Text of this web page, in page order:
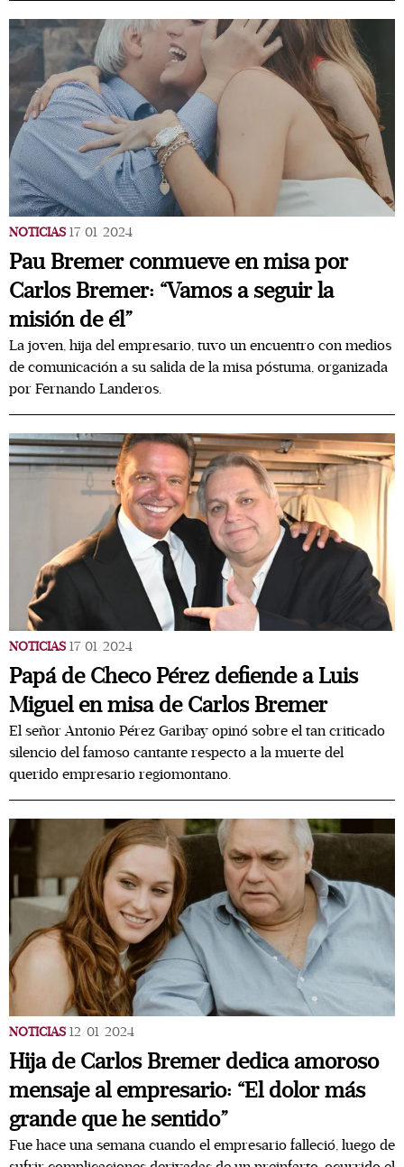
NOTICIAS 17/01/2024
Pau Bremer conmueve en misa por
Carlos Bremer: “Vamos a seguir la
misión de él”
La joven, hija del empresario, tuvo un encuentro con medios
de comunicación a su salida de la misa póstuma, organizada
por Fernando Landeros.
NOTICIAS 17/01/2024
Papá de Checo Pérez defiende a Luis
Miguel en misa de Carlos Bremer
El señor Antonio Pérez Garibay opinó sobre el tan criticado
silencio del famoso cantante respecto a la muerte del
querido empresario regiomontano.
NOTICIAS 12/01/2024
Hija de Carlos Bremer dedica amoroso
mensaje al empresario: “El dolor más
grande que he sentido”
Fue hace una semana cuando el empresario falleció, luego de